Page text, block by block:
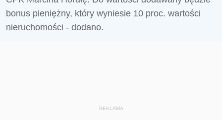
bonus pieniężny, który wyniesie 10 proc. wartości
nieruchomości - dodano.
REKLAMA